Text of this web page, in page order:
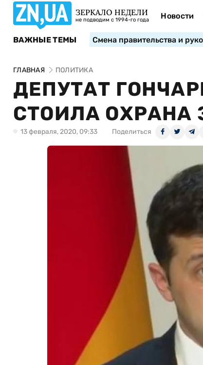
ЗЕРКАЛО НЕДЕЛИ
не подводим с 1994-го года Новости
ВАЖНЫЕ ТЕМЫ Смена правительства и
ГЛАВНАЯ ПОЛИТИКА
ДЕПУТАТ
СТОИЛА ОХРАНА
13 февраля, 2020, 09:33 Поделиться